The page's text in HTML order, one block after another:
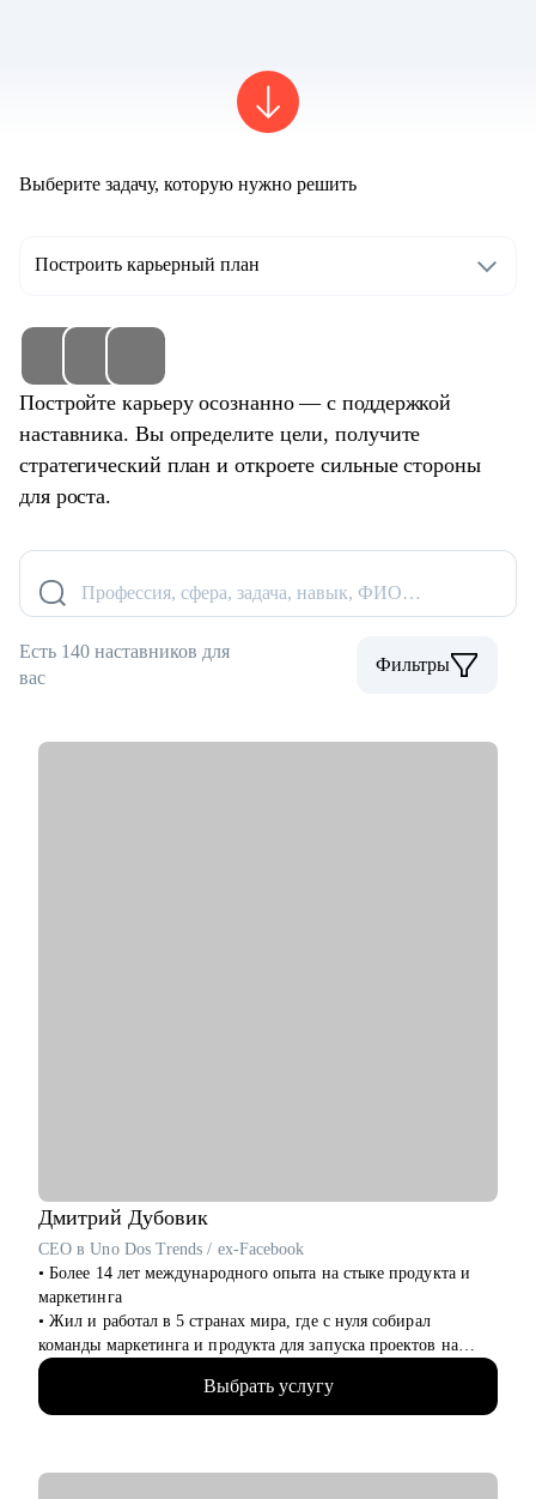
Выберите задачу, которую нужно решить
Построить карьерный план
Постройте карьеру осознанно — с поддержкой
наставника. Вы определите цели, получите
стратегический план и откроете сильные стороны
для роста.
Профессия, сфера, задача, навык, ФИО…
Есть 140 наставников для
вас
Фильтры
Дмитрий Дубовик
CEO в Uno Dos Trends / ex-Facebook
• Более 14 лет международного опыта на стыке продукта и
маркетинга
• Жил и работал в 5 странах мира, где с нуля собирал
команды маркетинга и продукта для запуска проектов на
рынках США и Европы
• Вывел на рынок UK мобильное приложение в сфере фудтех
в роли CMO
Выбрать услугу